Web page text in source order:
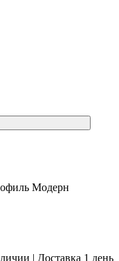
Модерн
| Доставка 1 день